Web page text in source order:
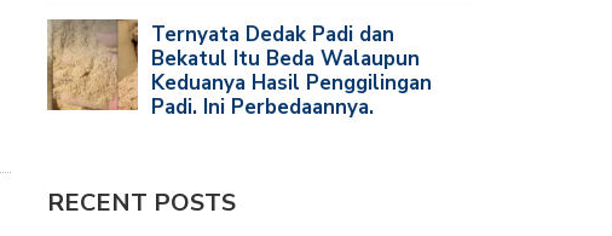
RECENT POSTS